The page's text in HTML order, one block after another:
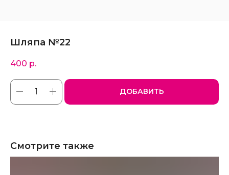
Шляпа №22
400 р.
ДОБАВИТЬ
Смотрите также